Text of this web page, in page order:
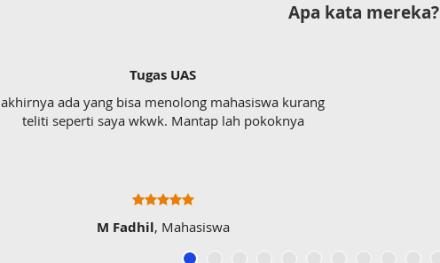
Apa kata mereka?
Tugas UAS
akhirnya ada yang bisa menolong mahasiswa kurang
teliti seperti saya wkwk. Mantap lah pokoknya
M Fadhil, Mahasiswa